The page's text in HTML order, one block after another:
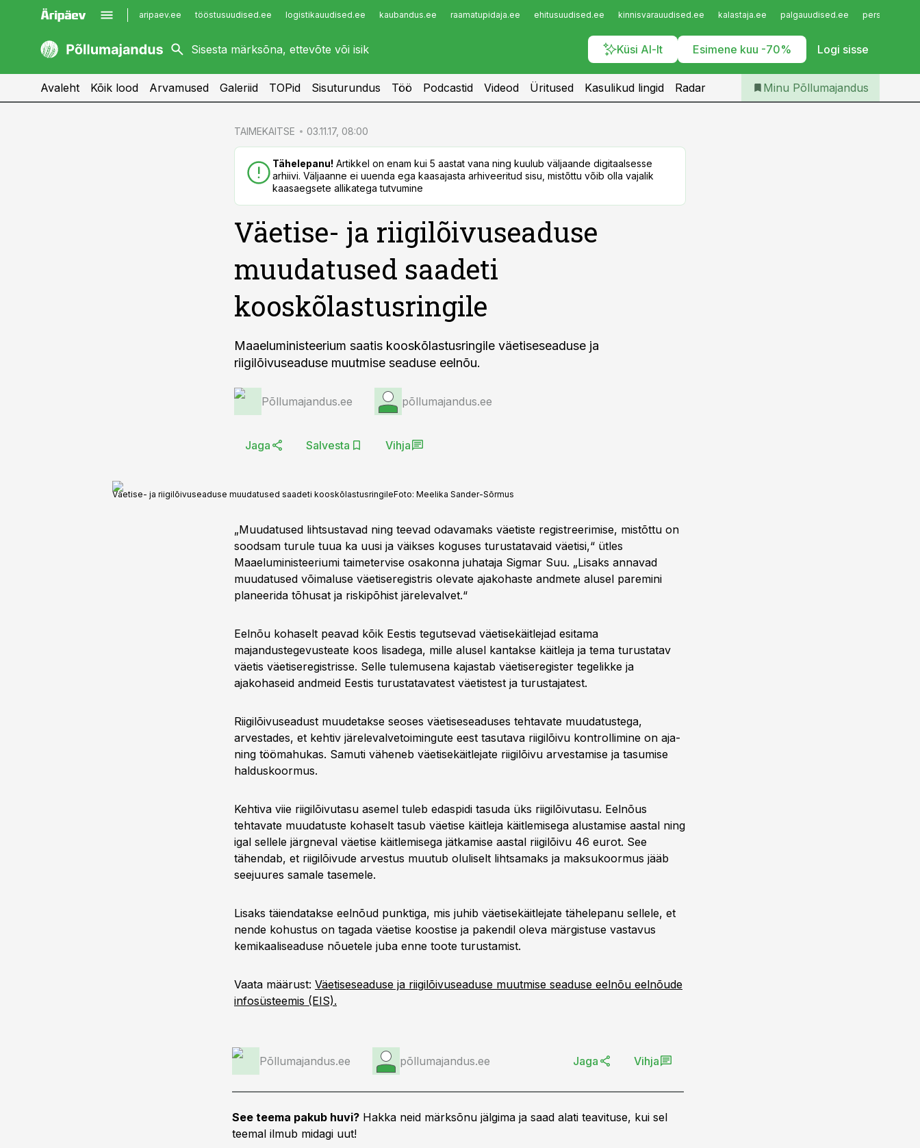
aripaev.ee tööstusuudised.ee logistikauudised.ee kaubandus.ee raamatupidaja.ee ehitusuudised.ee kinnisvarauudised.ee kalastaja.ee palgauudised.ee
Küsi AI-lt Esimene kuu -70% Logi sisse
kaubandus.ee
kinnisvarauudised.ee
imelineajalugu.ee
Infopank
Iseteenindus
Telli Põllumajandus
Avaleht Kõik lood Arvamused Galeriid TOPid Sisuturundus Töö Podcastid Videod Üritused Kasulikud lingid Radar Minu Põllumajandus
TAIMEKAITSE 03.11.17, 08:00
Tähelepanu! Artikkel on enam kui 5 aastat vana ning kuulub väljaande digitaalsesse
arhiivi. Väljaanne ei uuenda ega kaasajasta arhiveeritud sisu, mistõttu võib olla vajalik
kaasaegsete allikatega tutvumine
Väetise- ja riigilõivuseaduse
muudatused saadeti
kooskõlastusringile
Maaeluministeerium saatis kooskõlastusringile väetiseseaduse ja
riigilõivuseaduse muutmise seaduse eelnõu.
Põllumajandus.ee põllumajandus.ee
Jaga Salvesta Vihja
Väetise- ja riigilõivuseaduse muudatused saadeti kooskõlastusringileFoto: Meelika Sander-Sõrmus
„Muudatused lihtsustavad ning teevad odavamaks väetiste registreerimise, mistõttu on
soodsam turule tuua ka uusi ja väikses koguses turustatavaid väetisi,“ ütles
Maaeluministeeriumi taimetervise osakonna juhataja Sigmar Suu. „Lisaks annavad
muudatused võimaluse väetiseregistris olevate ajakohaste andmete alusel paremini
planeerida tõhusat ja riskipõhist järelevalvet.“
Eelnõu kohaselt peavad kõik Eestis tegutsevad väetisekäitlejad esitama
majandustegevusteate koos lisadega, mille alusel kantakse käitleja ja tema turustatav
väetis väetiseregistrisse. Selle tulemusena kajastab väetiseregister tegelikke ja
ajakohaseid andmeid Eestis turustatavatest väetistest ja turustajatest.
Riigilõivuseadust muudetakse seoses väetiseseaduses tehtavate muudatustega,
arvestades, et kehtiv järelevalvetoimingute eest tasutava riigilõivu kontrollimine on aja-
ning töömahukas. Samuti väheneb väetisekäitlejate riigilõivu arvestamise ja tasumise
halduskoormus.
Kehtiva viie riigilõivutasu asemel tuleb edaspidi tasuda üks riigilõivutasu. Eelnõus
tehtavate muudatuste kohaselt tasub väetise käitleja käitlemisega alustamise aastal ning
igal sellele järgneval väetise käitlemisega jätkamise aastal riigilõivu 46 eurot. See
tähendab, et riigilõivude arvestus muutub oluliselt lihtsamaks ja maksukoormus jääb
seejuures samale tasemele.
Lisaks täiendatakse eelnõud punktiga, mis juhib väetisekäitlejate tähelepanu sellele, et
nende kohustus on tagada väetise koostise ja pakendil oleva märgistuse vastavus
kemikaaliseaduse nõuetele juba enne toote turustamist.
Vaata määrust: Väetiseseaduse ja riigilõivuseaduse muutmise seaduse eelnõu eelnõude
infosüsteemis (EIS).
Põllumajandus.ee põllumajandus.ee Jaga Vihja
See teema pakub huvi? Hakka neid märksõnu jälgima ja saad alati teavituse, kui sel
teemal ilmub midagi uut!